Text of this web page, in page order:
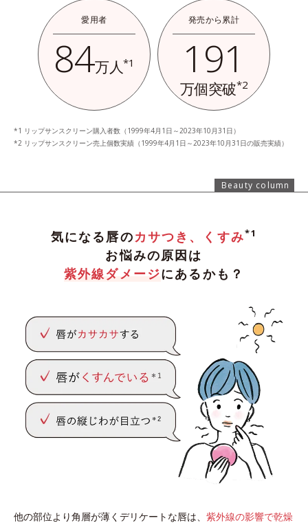
愛用者
84万人*1
発売から累計
191
万個突破*2
リップサンスクリーン購入者数（1999年4月1日～2023年10月31日）
リップサンスクリーン売上個数実績（1999年4月1日～2023年10月31日の販売実績）
Beauty column
気になる唇のカサつき、くすみ*1
お悩みの原因は
紫外線ダメージにあるかも？
他の部位より角層が薄くデリケートな唇は、 紫外線の影響で乾燥